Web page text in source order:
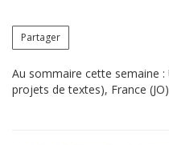
Partager
Au sommaire cette semaine :
projets de textes), France (JO)